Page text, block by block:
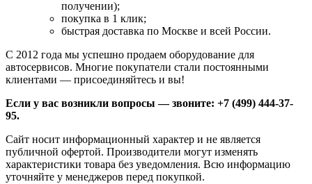
получении);
покупка в 1 клик;
быстрая доставка по Москве и всей России.
С 2012 года мы успешно продаем оборудование для
автосервисов. Многие покупатели стали постоянными
клиентами — присоединяйтесь и вы!
Если у вас возникли вопросы — звоните: +7 (499) 444-37-
95.
Сайт носит информационный характер и не является
публичной офертой. Производители могут изменять
характеристики товара без уведомления. Всю информацию
уточняйте у менеджеров перед покупкой.